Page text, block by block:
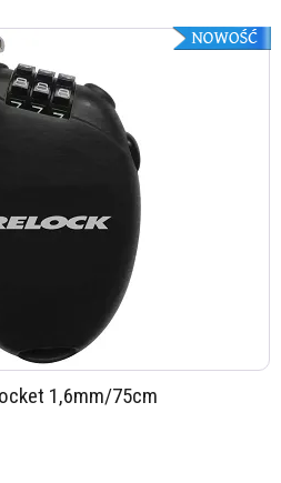
1,6mm/75cm